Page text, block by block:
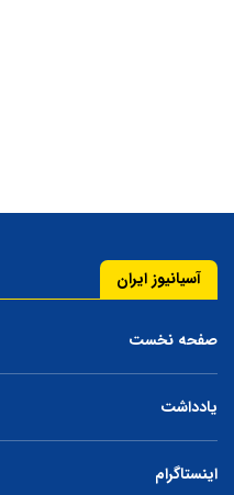
آسیانیوز ایران
صفحه نخست
یادداشت
اینستاگرام